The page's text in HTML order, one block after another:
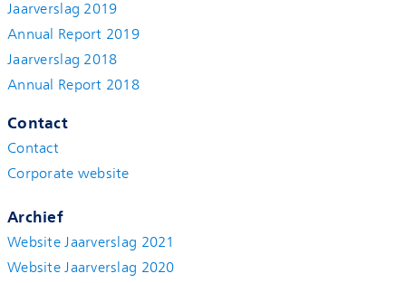
Jaarverslag 2019
Annual Report 2019
Jaarverslag 2018
Annual Report 2018
Contact
Contact
Corporate website
Archief
Website Jaarverslag 2021
Website Jaarverslag 2020